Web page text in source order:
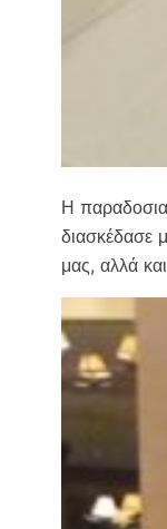
Η
διασκέδασε
μας, αλλά